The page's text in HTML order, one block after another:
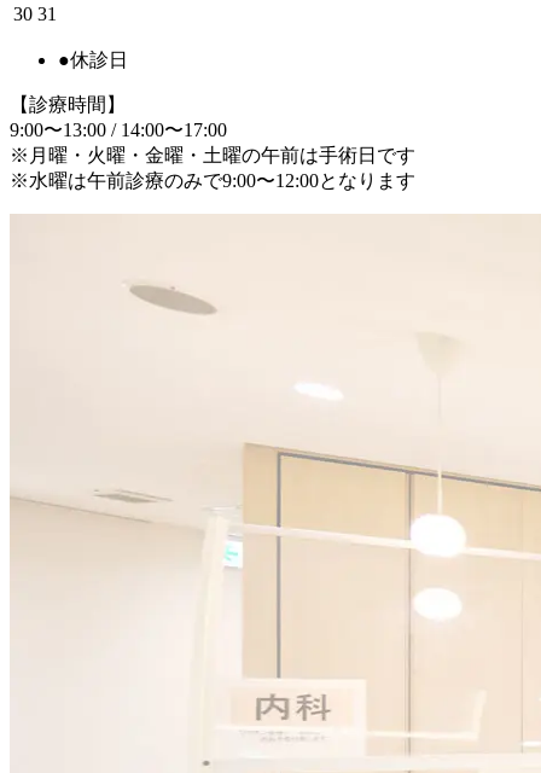
30 31
●休診日
【診療時間】
9:00〜13:00 / 14:00〜17:00
※月曜・火曜・金曜・土曜の午前は手術日です
※水曜は午前診療のみで9:00〜12:00となります